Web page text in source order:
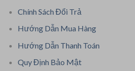
Chính Sách Đổi Trả
Hướng Dẫn Mua Hàng
Hướng Dẫn Thanh Toán
Quy Định Bảo Mật